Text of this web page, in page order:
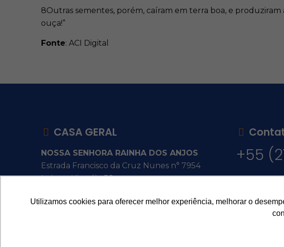
Utilizamos cookies para oferecer melhor experiência, melhorar o
8Outras sementes, porém, caíram em terra boa, e
ouça!”
Fonte: ACI Digital
CASA GERAL
NOSSA SENHORA RAINHA DOS ANJOS
Estrada Francisco da Cruz Nunes n° 7954
Itaipu - Niterói - RJ
+55